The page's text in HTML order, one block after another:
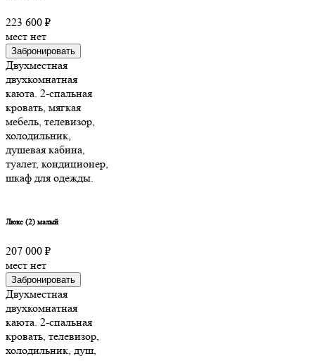
223 600 ₽
мест нет
Забронировать
Двухместная
двухкомнатная
каюта. 2-спальная
кровать, мягкая
мебель, телевизор,
холодильник,
душевая кабина,
туалет, кондиционер,
шкаф для одежды.
Люкс (2) малый
207 000 ₽
мест нет
Забронировать
Двухместная
двухкомнатная
каюта. 2-спальная
кровать, телевизор,
холодильник, душ,